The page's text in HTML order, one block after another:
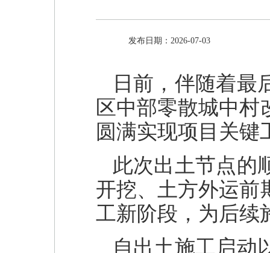
发布日期：2026-07-03
日前，伴随着最
区中部零散城中
圆满实现项目关键
此次出土节点的
开挖、土方外运前
工新阶段，为后续
自出土施工启动